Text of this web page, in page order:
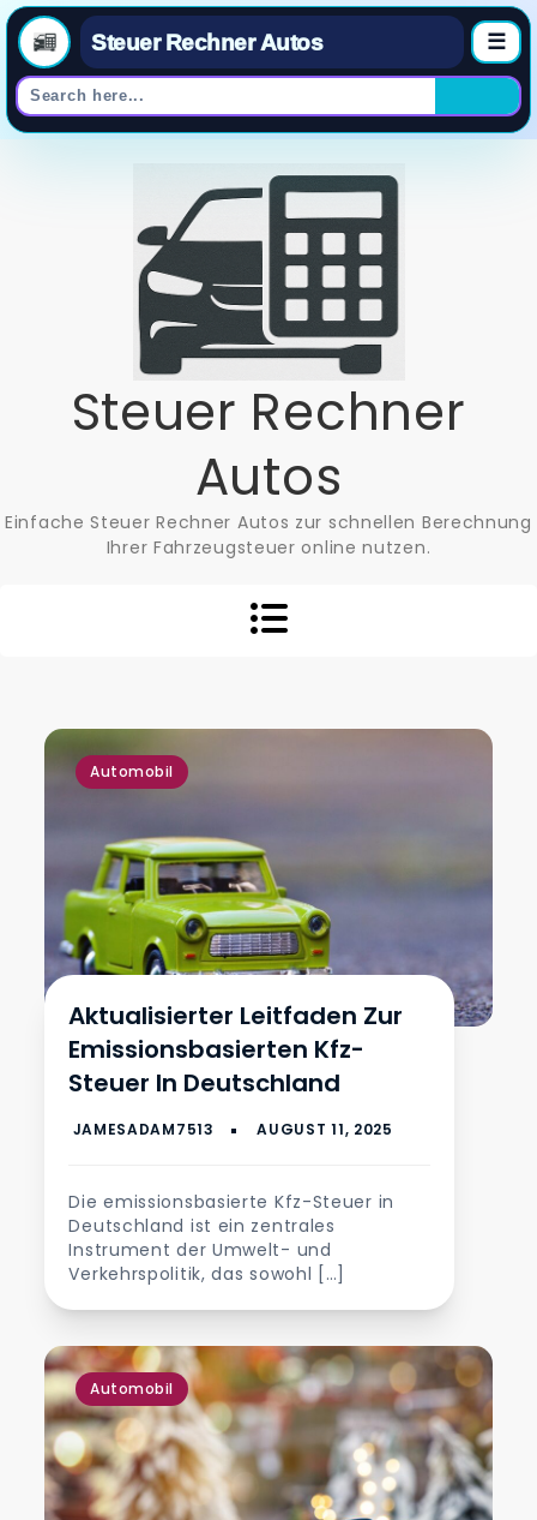
Steuer Rechner Autos ☰
Steuer Rechner
Autos
Einfache Steuer Rechner Autos zur schnellen Berechnung
Ihrer Fahrzeugsteuer online nutzen.
Automobil
Aktualisierter Leitfaden Zur
Emissionsbasierten Kfz-
Steuer In Deutschland
Die emissionsbasierte Kfz-Steuer in
Deutschland ist ein zentrales
Instrument der Umwelt- und
Verkehrspolitik, das sowohl […]
Automobil